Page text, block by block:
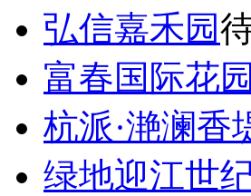
弘信嘉禾园
富春国际花园
杭派·滟澜香
绿地迎江世